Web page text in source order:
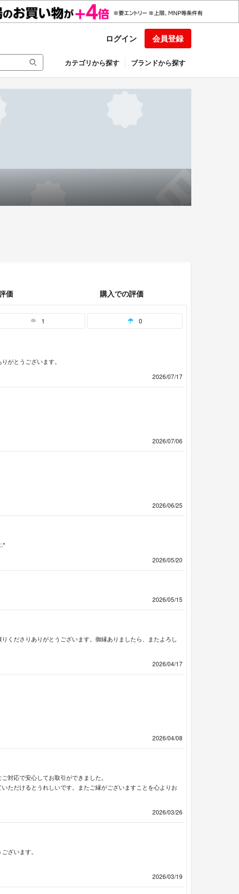
ログイン 会員登録
カテゴリから探す ブランドから探す
価 購入での評価
1 0
がとうございます。
2026/07/17
2026/07/06
2026/06/25
2026/05/20
2026/05/15
くださりありがとうございます。御縁ありましたら、またよろし
2026/04/17
2026/04/08
対応で安心してお取引ができました。
ただけるとうれしいです。またご縁がございますことを心よりお
2026/03/26
ざいます。
2026/03/19